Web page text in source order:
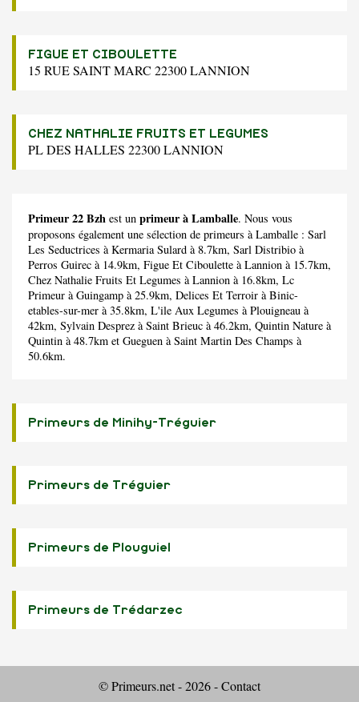
FIGUE ET CIBOULETTE
15 RUE SAINT MARC 22300 LANNION
CHEZ NATHALIE FRUITS ET LEGUMES
PL DES HALLES 22300 LANNION
Primeur 22 Bzh est un primeur à Lamballe. Nous vous
proposons également une sélection de primeurs à Lamballe : Sarl
Les Seductrices à Kermaria Sulard à 8.7km, Sarl Distribio à
Perros Guirec à 14.9km, Figue Et Ciboulette à Lannion à 15.7km,
Chez Nathalie Fruits Et Legumes à Lannion à 16.8km, Lc
Primeur à Guingamp à 25.9km, Delices Et Terroir à Binic-
etables-sur-mer à 35.8km, L'ile Aux Legumes à Plouigneau à
42km, Sylvain Desprez à Saint Brieuc à 46.2km, Quintin Nature à
Quintin à 48.7km et Gueguen à Saint Martin Des Champs à
50.6km.
Primeurs de Minihy-Tréguier
Primeurs de Tréguier
Primeurs de Plouguiel
Primeurs de Trédarzec
© Primeurs.net - 2026 -Contact